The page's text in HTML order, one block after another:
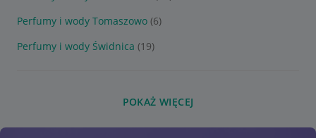
Perfumy i wody Tomaszowo (6)
Perfumy i wody Świdnica (19)
POKAŻ WIĘCEJ